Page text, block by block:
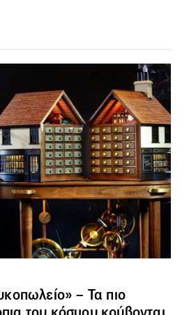
– Τα πιο